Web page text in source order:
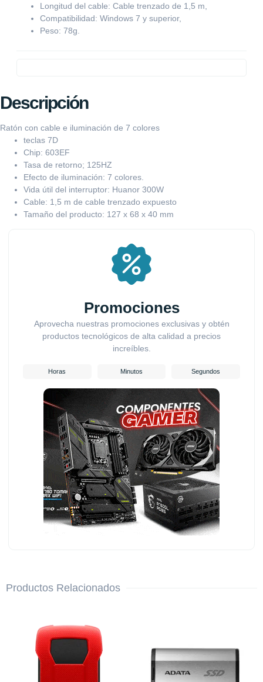
Longitud del cable: Cable trenzado de 1,5 m,
Compatibilidad: Windows 7 y superior,
Peso: 78g.
Descripción
Ratón con cable e iluminación de 7 colores
teclas 7D
Chip: 603EF
Tasa de retorno; 125HZ
Efecto de iluminación: 7 colores.
Vida útil del interruptor: Huanor 300W
Cable: 1,5 m de cable trenzado expuesto
Tamaño del producto: 127 x 68 x 40 mm
Promociones
Aprovecha nuestras promociones exclusivas y obtén
productos tecnológicos de alta calidad a precios
increíbles.
Horas Minutos Segundos
Productos Relacionados